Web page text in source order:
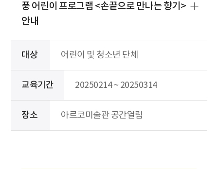
풍 어린이 프로그램 <손끝으로 만나는 향기>
안내
대상 어린이 및 청소년 단체
교육기간 20250214 ~ 20250314
장소 아르코미술관 공간열림